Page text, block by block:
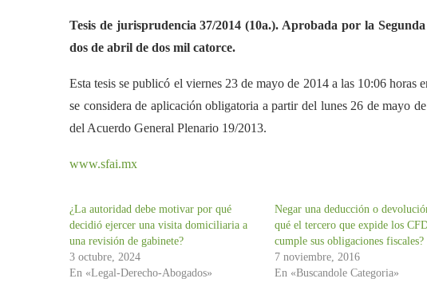
Tesis de jurisprudencia 37/2014 (10a.). Aprobada por la
dos de abril de dos mil catorce.
Esta tesis se publicó el viernes 23 de mayo de 2014 a las 10:06 horas
se considera de aplicación obligatoria a partir del lunes 26 de mayo
del Acuerdo General Plenario 19/2013.
www.sfai.mx
¿La autoridad debe motivar por qué
decidió ejercer una visita domiciliaria a
una revisión de gabinete?
3 octubre, 2024
En «Legal-Derecho-Abogados»
Negar una deducción o
qué el tercero que expide los
cumple sus obligaciones fiscales?
7 noviembre, 2016
En «Buscandole Categoria»